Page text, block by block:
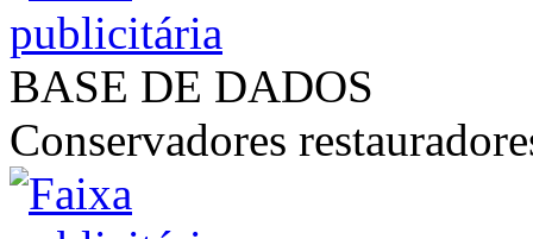
BASE DE DADOS
Conservadores